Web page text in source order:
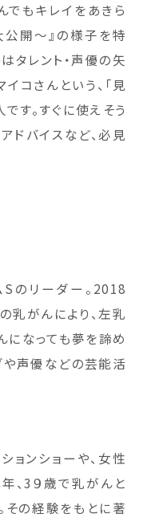
でもキレイをあきら
開〜』の様子を特
タレント・声優の矢
コさんという、「見
す。すぐに使えそう
ドバイスなど、必見
Sのリーダー。2018
乳がんにより、左乳
になっても夢を諦め
や声優などの芸能活
ションショーや、女性
、3９歳で乳がんと
その経験をもとに著